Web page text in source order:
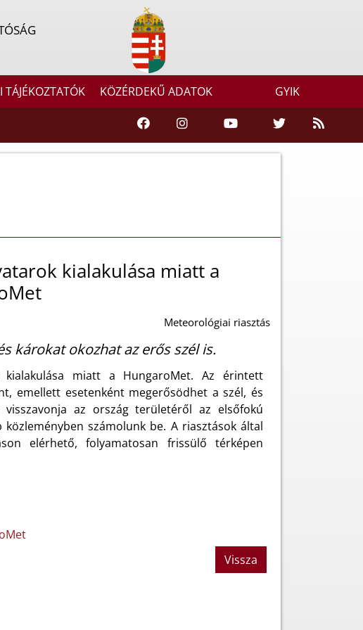
TÁJÉKOZTATÓK KÖZÉRDEKŰ ADATOK GYIK
kialakulása miatt a
Meteorológiai riasztás
károkat okozhat az erős szél is.
miatt a HungaroMet. Az érintett
emellett esetenként megerősödhet a szél, és
az ország területéről az elsőfokú
számolunk be. A riasztások által
elérhető, folyamatosan frissülő térképen
Vissza